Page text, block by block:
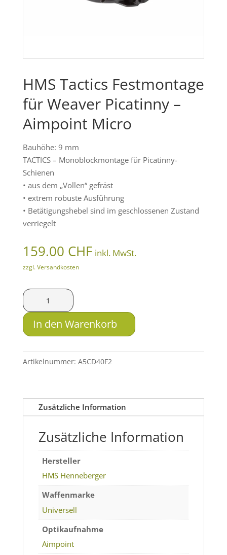
HMS Tactics Festmontage
für Weaver Picatinny –
Aimpoint Micro
Bauhöhe: 9 mm
TACTICS – Monoblockmontage für Picatinny-
Schienen
• aus dem „Vollen“ gefräst
• extrem robuste Ausführung
• Betätigungshebel sind im geschlossenen Zustand
verriegelt
159.00 CHF inkl. MwSt.
zzgl. Versandkosten
HMS
Tactics
Festmontage
für
Picatinny
Micro
Menge
In den Warenkorb
Artikelnummer: A5CD40F2
Zusätzliche Information
Zusätzliche Information
Hersteller
HMS Henneberger
Waffenmarke
Universell
Optikaufnahme
Aimpoint